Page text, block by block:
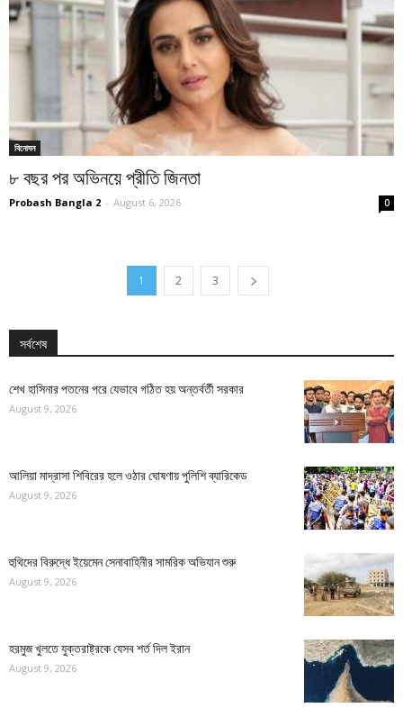
বিনোদন
৮ বছর পর অভিনয়ে প্রীতি জিনতা
Probash Bangla 2 - August 6, 2026 0
1 2 3
সর্বশেষ
শেখ হাসিনার পতনের পরে যেভাবে গঠিত হয় অন্তর্বর্তী সরকার
August 9, 2026
আলিয়া মাদ্রাসা শিবিরের হলে ওঠার ঘোষণায় পুলিশি ব্যারিকেড
August 9, 2026
হুথিদের বিরুদ্ধে ইয়েমেন সেনাবাহিনীর সামরিক অভিযান শুরু
August 9, 2026
হরমুজ খুলতে যুক্তরাষ্ট্রকে যেসব শর্ত দিল ইরান
August 9, 2026